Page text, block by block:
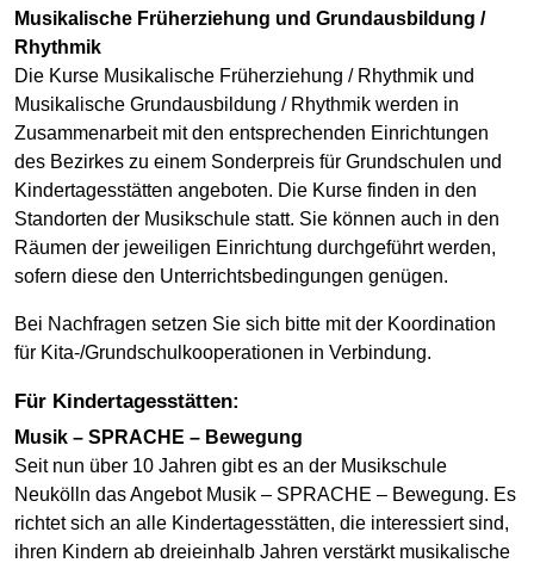
Musikalische Früherziehung und Grundausbildung /
Rhythmik
Die Kurse Musikalische Früherziehung / Rhythmik und
Musikalische Grundausbildung / Rhythmik werden in
Zusammenarbeit mit den entsprechenden Einrichtungen
des Bezirkes zu einem Sonderpreis für Grundschulen und
Kindertagesstätten angeboten. Die Kurse finden in den
Standorten der Musikschule statt. Sie können auch in den
Räumen der jeweiligen Einrichtung durchgeführt werden,
sofern diese den Unterrichtsbedingungen genügen.
Bei Nachfragen setzen Sie sich bitte mit der Koordination
für Kita-/Grundschulkooperationen in Verbindung.
Für Kindertagesstätten:
Musik – SPRACHE – Bewegung
Seit nun über 10 Jahren gibt es an der Musikschule
Neukölln das Angebot Musik – SPRACHE – Bewegung. Es
richtet sich an alle Kindertagesstätten, die interessiert sind,
ihren Kindern ab dreieinhalb Jahren verstärkt musikalische